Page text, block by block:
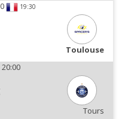
19:30
Toulouse
Tours